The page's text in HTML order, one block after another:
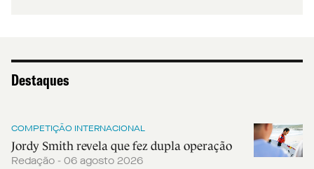
Destaques
COMPETIÇÃO INTERNACIONAL
Jordy Smith revela que fez dupla operação
Redação - 06 agosto 2026